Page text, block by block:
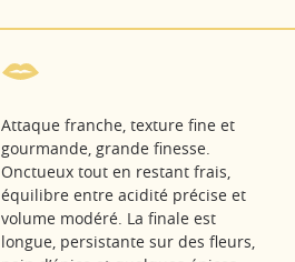
Attaque franche, texture fine et
gourmande, grande finesse.
Onctueux tout en restant frais,
équilibre entre acidité précise et
volume modéré. La finale est
longue, persistante sur des fleurs,